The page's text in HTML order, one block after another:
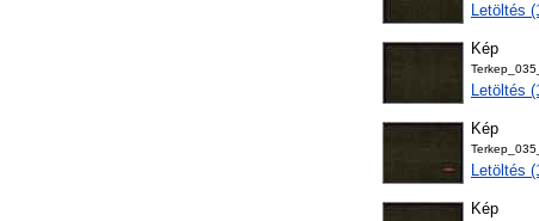
Letöltés
Kép
Letöltés
Kép
Letöltés
Kép